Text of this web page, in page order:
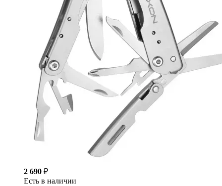
2 690 ₽
Есть в наличии